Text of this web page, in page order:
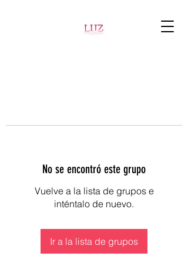
No se encontró este grupo
Vuelve a la lista de grupos e
inténtalo de nuevo.
Ir a la lista de grupos